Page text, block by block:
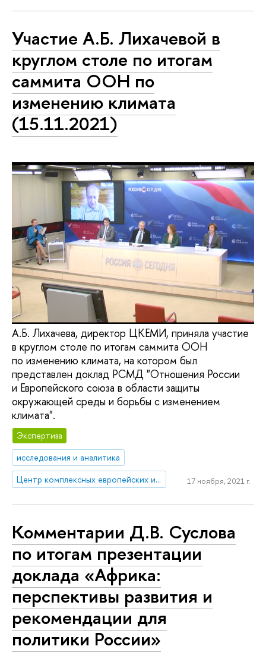
Участие А.Б. Лихачевой в
круглом столе по итогам
саммита ООН по
изменению климата
(15.11.2021)
А.Б. Лихачева, директор ЦКЕМИ, приняла участие
в круглом столе по итогам саммита ООН
по изменению климата, на котором был
представлен доклад РСМД "Отношения России
и Европейского союза в области защиты
окружающей среды и борьбы с изменением
климата".
Экспертиза
исследования и аналитика
Центр комплексных европейских и международных исследований (ЦКЕМИ)
17 ноября, 2021 г.
Комментарии Д.В. Суслова
по итогам презентации
доклада «Африка:
перспективы развития и
рекомендации для
политики России»